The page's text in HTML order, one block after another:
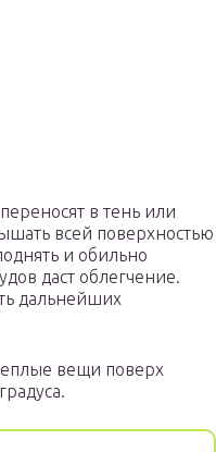
в тень или
всей поверхностью
и обильно
даст облегчение.
дальнейших
вещи поверх